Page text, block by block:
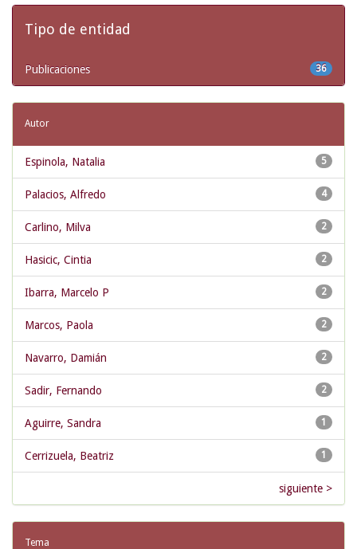
Tipo de entidad
36
Publicaciones
Autor
5
Espinola, Natalia
4
Palacios, Alfredo
2
Carlino, Milva
2
Hasicic, Cintia
2
Ibarra, Marcelo P
2
Marcos, Paola
2
Navarro, Damián
2
Sadir, Fernando
1
Aguirre, Sandra
1
Cerrizuela, Beatriz
siguiente >
Tema